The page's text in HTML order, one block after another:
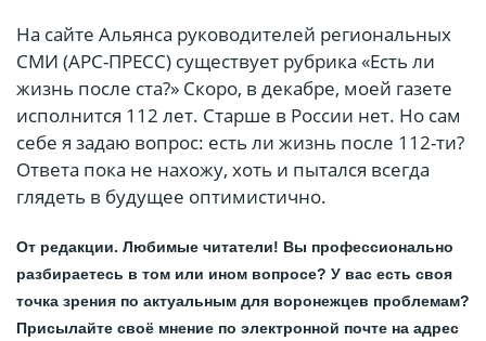
На сайте Альянса руководителей региональных
СМИ (АРС-ПРЕСС) существует рубрика «Есть ли
жизнь после ста?» Скоро, в декабре, моей газете
исполнится 112 лет. Старше в России нет. Но сам
себе я задаю вопрос: есть ли жизнь после 112-ти?
Ответа пока не нахожу, хоть и пытался всегда
глядеть в будущее оптимистично.
От редакции. Любимые читатели! Вы профессионально
разбираетесь в том или ином вопросе? У вас есть своя
точка зрения по актуальным для воронежцев проблемам?
Присылайте своё мнение по электронной почте на адрес